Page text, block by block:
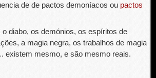
de de pactos demoníacos ou pactos
diabo, os demónios, os espíritos de
a magia negra, os trabalhos de magia
existem mesmo, e são mesmo reais.